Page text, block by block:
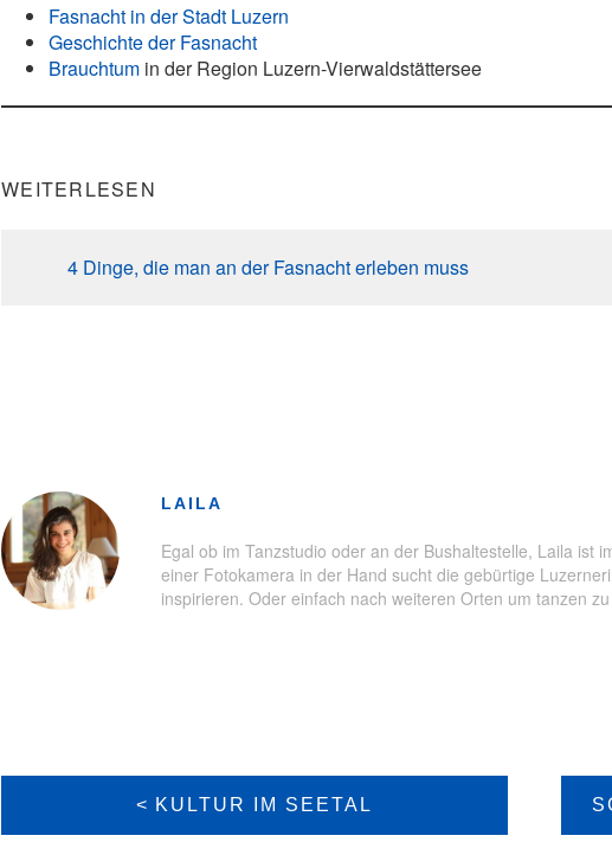
Fasnacht in der Stadt Luzern
Geschichte der Fasnacht
Brauchtum in der Region Luzern-Vierwaldstättersee
WEITERLESEN
4 Dinge, die man an der Fasnacht erleben muss
LAILA
Egal ob im Tanzstudio oder an der Bushaltestelle, Laila ist
einer Fotokamera in der Hand sucht die gebürtige
inspirieren. Oder einfach nach weiteren Orten um tanzen
BEITRAGS-
NAVIGATION KULTUR IM SEETAL